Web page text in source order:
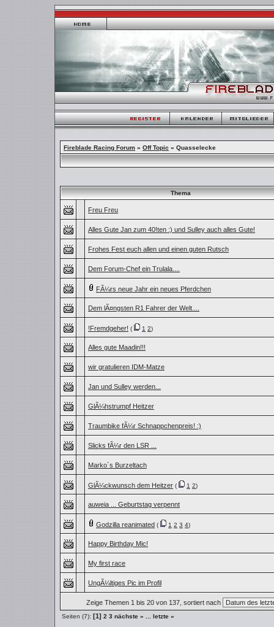
Fireblade Racing Forum » Off Topic » Quasselecke
Thema
Freu Freu
Alles Gute Jan zum 40!ten :) und Sulley auch alles Gute!
Frohes Fest euch allen und einen guten Rutsch
Dem Forum-Chef ein Trulala....
FÃ¼rs neue Jahr ein neues Pferdchen
Dem lÃ¤ngsten R1 Fahrer der Welt....
!Fremdgeher! ( 1 2)
Alles gute Maadin!!!
wir gratulieren IDM-Matze
Jan und Sulley werden...
GlÃ¼hstrumpf Heitzer
Traumbike fÃ¼r Schnappchenpreis! :)
Slicks fÃ¼r den LSR ...
Marko`s Burzeltach
GlÃ¼ckwunsch dem Heitzer ( 1 2)
auweia ... Geburtstag verpennt
Godzilla reanimated ( 1 2 3 4)
Happy Birthday Mic!
My first race
UngÃ¼ltiges Pic im Profil
Zeige Themen 1 bis 20 von 137, sortiert nach
Seiten (7): [1] 2 3 nächste » letzte »